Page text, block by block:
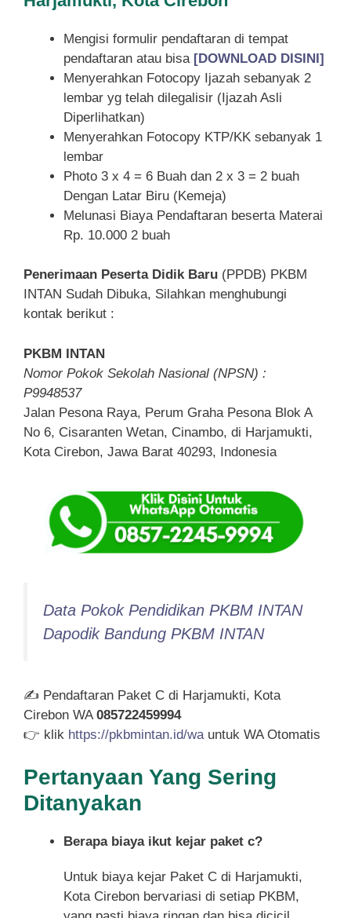
Mengisi formulir pendaftaran di tempat
pendaftaran atau bisa [DOWNLOAD DISINI]
Menyerahkan Fotocopy Ijazah sebanyak 2
lembar yg telah dilegalisir (Ijazah Asli
Diperlihatkan)
Menyerahkan Fotocopy KTP/KK sebanyak 1
lembar
Photo 3 x 4 = 6 Buah dan 2 x 3 = 2 buah
Dengan Latar Biru (Kemeja)
Melunasi Biaya Pendaftaran beserta Materai
Rp. 10.000 2 buah
Penerimaan Peserta Didik Baru (PPDB) PKBM
INTAN Sudah Dibuka, Silahkan menghubungi
kontak berikut :
PKBM INTAN
Nomor Pokok Sekolah Nasional (NPSN) :
P9948537
Jalan Pesona Raya, Perum Graha Pesona Blok A
No 6, Cisaranten Wetan, Cinambo, di Harjamukti,
Kota Cirebon, Jawa Barat 40293, Indonesia
Data Pokok Pendidikan PKBM INTAN
Dapodik Bandung PKBM INTAN
✍ Pendaftaran Paket C di Harjamukti, Kota
Cirebon WA 085722459994
👉 klik https://pkbmintan.id/wa untuk WA Otomatis
Pertanyaan Yang Sering
Ditanyakan
Berapa biaya ikut kejar paket c?
Untuk biaya kejar Paket C di Harjamukti,
Kota Cirebon bervariasi di setiap PKBM,